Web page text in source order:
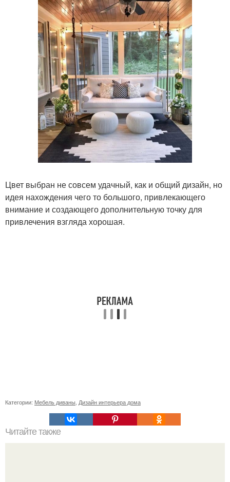
Цвет выбран не совсем удачный, как и общий дизайн, но
идея нахождения чего то большого, привлекающего
внимание и создающего дополнительную точку для
привлечения взгляда хорошая.
Категории: Мебель диваны Дизайн интерьера дома
Читайте также